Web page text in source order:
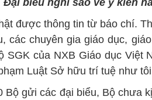
biểu nghĩ sao về ý kiến
được thông tin từ báo chí.
các chuyên gia giáo dục,
SGK của NXB Giáo dục Việt
Luật Sở hữu trí tuệ như
Bộ gửi các đại biểu, Bộ chưa